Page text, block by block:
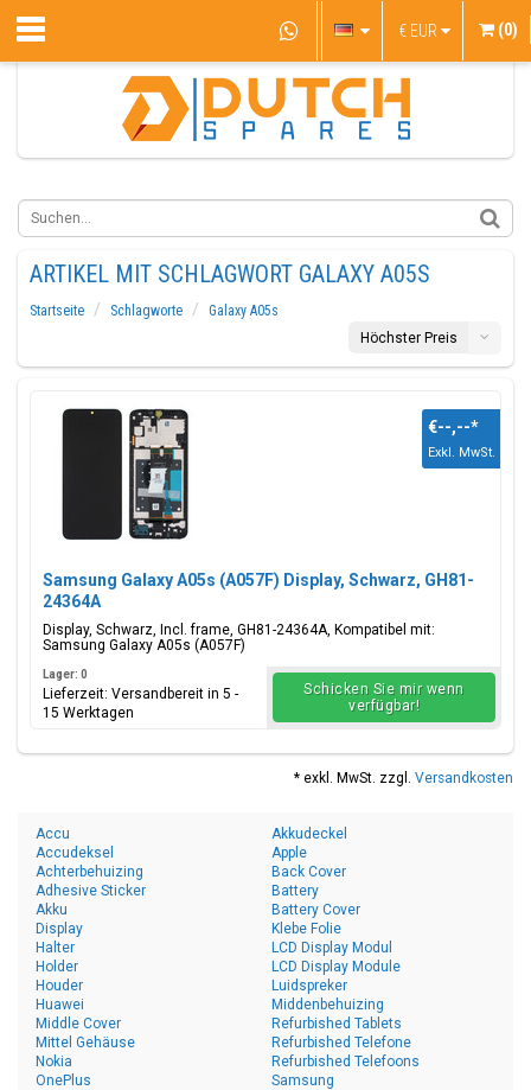
€ EUR (0)
ARTIKEL MIT SCHLAGWORT GALAXY A05S
Startseite Schlagworte
Galaxy A05s
Höchster Preis
Samsung Galaxy A05s (A057F) Display, Schwarz, GH81-
24364A
Display, Schwarz, Incl. frame, GH81-24364A, Kompatibel mit:
Samsung Galaxy A05s (A057F)
€--,--*
Exkl. MwSt.
Lager: 0
Lieferzeit: Versandbereit in 5 -
15 Werktagen
Schicken Sie mir wenn
verfügbar!
* exkl. MwSt. zzgl. Versandkosten
Accu
Accudeksel
Achterbehuizing
Adhesive Sticker
Akku
Akkudeckel
Apple
Back Cover
Battery
Battery Cover
Display
Halter
Holder
Houder
Huawei
Klebe Folie
LCD Display Modul
LCD Display Module
Luidspreker
Middenbehuizing
Middle Cover
Mittel Gehäuse
Nokia
OnePlus
Refurbished Tablets
Refurbished Telefone
Refurbished Telefoons
Samsung